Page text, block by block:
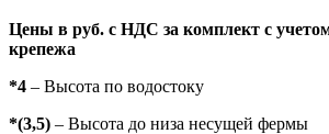
Цены в руб. с НДС за комплект с
крепежа
*4 – Высота по водостоку
*(3,5) – Высота до низа несущей фермы